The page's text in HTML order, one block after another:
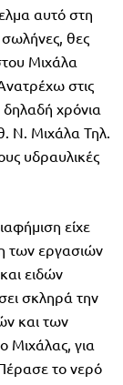
αυτό στη
θες
Μιχάλα
στις
χρόνια
Ν. Μιχάλα Τηλ.
υδραυλικές
είχε
των εργασιών
ειδών
σκληρά την
και των
Μιχάλας, για
Πέρασε το νερό